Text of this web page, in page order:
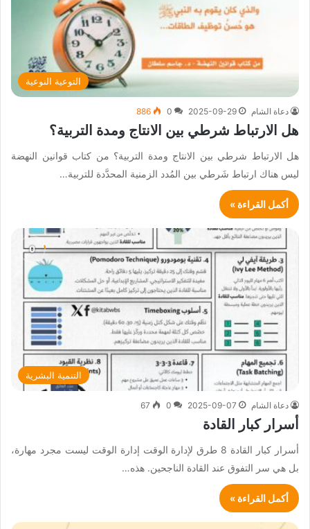
التوعية النوعية
دعاة الشام 2025-09-29
0
886
هل الارتباط شرطي بين الانتاج ومدة التربية؟
هل الارتباط شرطي بين الانتاج ومدة التربية؟ من كتاب قوانين النهضة
ليس هناك ارتباط شَرطي بين المُدد الزمنية المحدَّدة للتربية…
أكمل القراءة »
التنمية البشرية
دعاة الشام 2025-09-07
0
67
أسرار كبار القادة
أسرار كبار القادة 8 طرق لإدارة الوقت إدارة الوقت ليست مجرد مهارة،
بل هي سر التفوق عند القادة الناجحين. هذه…
أكمل القراءة »